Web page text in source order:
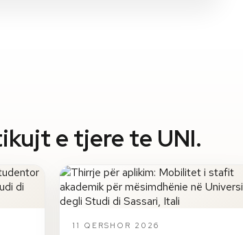
e tjere te UNI.
11 QERSHOR 2026